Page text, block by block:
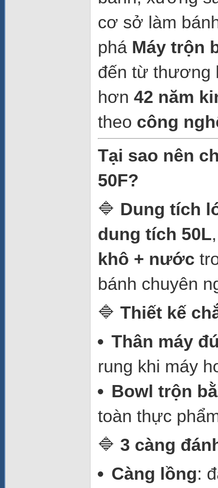
cơ sở làm
phá Máy trộn
đến từ thương
hơn 42 năm
theo công
Tại sao nên
50F?
🔷 Dung tích
dung tích 50L
khô + nước
bánh chuyên
🔷 Thiết kế
Thân máy
rung khi máy
Bowl trộn
toàn thực
🔷 3 càng
Càng lồng: